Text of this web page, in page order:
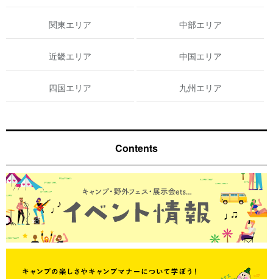
関東エリア 中部エリア
近畿エリア 中国エリア
四国エリア 九州エリア
Contents